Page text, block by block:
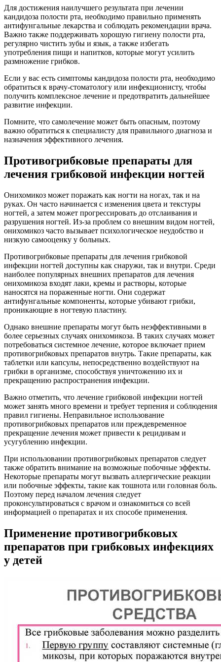
Для достижения наилучшего результата при лечении
кандидоза полости рта, необходимо правильно применять
антифунгальные лекарства и соблюдать рекомендации врача.
Важно также поддерживать хорошую гигиену полости рта,
регулярно чистить зубы и язык, а также избегать
употребления пищи и напитков, которые могут усилить
размножение грибков.
Если у вас есть симптомы кандидоза полости рта, необходимо
обратиться к врачу-стоматологу или инфекционисту, чтобы
получить комплексное лечение и предотвратить дальнейшее
развитие инфекции.
Помните, что самолечение может быть опасным, поэтому
важно обратиться к специалисту для правильного диагноза и
назначения эффективного лечения.
Противогрибковые препараты для
лечения грибковой инфекции ногтей
Онихомикоз может поражать как ногти на ногах, так и на
руках. Он часто начинается с изменения цвета и текстуры
ногтей, а затем может прогрессировать до отслаивания и
разрушения ногтей. Из-за проблем со внешним видом ногтей,
онихомикоз часто вызывает психологическое неудобство и
низкую самооценку у больных.
Противогрибковые препараты для лечения грибковой
инфекции ногтей доступны как снаружи, так и внутри. Среди
наиболее популярных внешних препаратов для лечения
онихомикоза входят лаки, кремы и растворы, которые
наносятся на пораженные ногти. Они содержат
антифунгальные компоненты, которые убивают грибки,
проникающие в ногтевую пластину.
Однако внешние препараты могут быть неэффективными в
более серьезных случаях онихомикоза. В таких случаях может
потребоваться системное лечение, которое включает прием
противогрибковых препаратов внутрь. Такие препараты, как
таблетки или капсулы, непосредственно воздействуют на
грибки в организме, способствуя уничтожению их и
прекращению распространения инфекции.
Важно отметить, что лечение грибковой инфекции ногтей
может занять много времени и требует терпения и соблюдения
правил гигиены. Неправильное использование
противогрибковых препаратов или преждевременное
прекращение лечения может привести к рецидивам и
усугублению инфекции.
При использовании противогрибковых препаратов следует
также обратить внимание на возможные побочные эффекты.
Некоторые препараты могут вызвать аллергические реакции
или побочные эффекты, такие как тошнота или головная боль.
Поэтому перед началом лечения следует
проконсультироваться с врачом и ознакомиться со всей
информацией о препаратах и их способе применения.
Применение противогрибковых
препаратов при грибковых инфекциях
у детей